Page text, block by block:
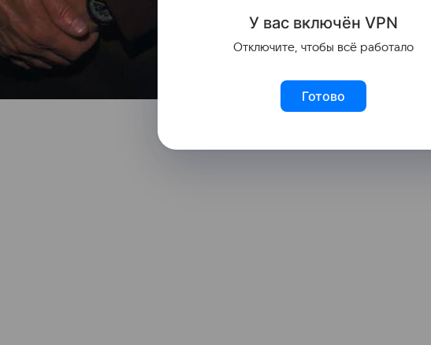
У вас включён VPN
Отключите, чтобы всё работало
Готово